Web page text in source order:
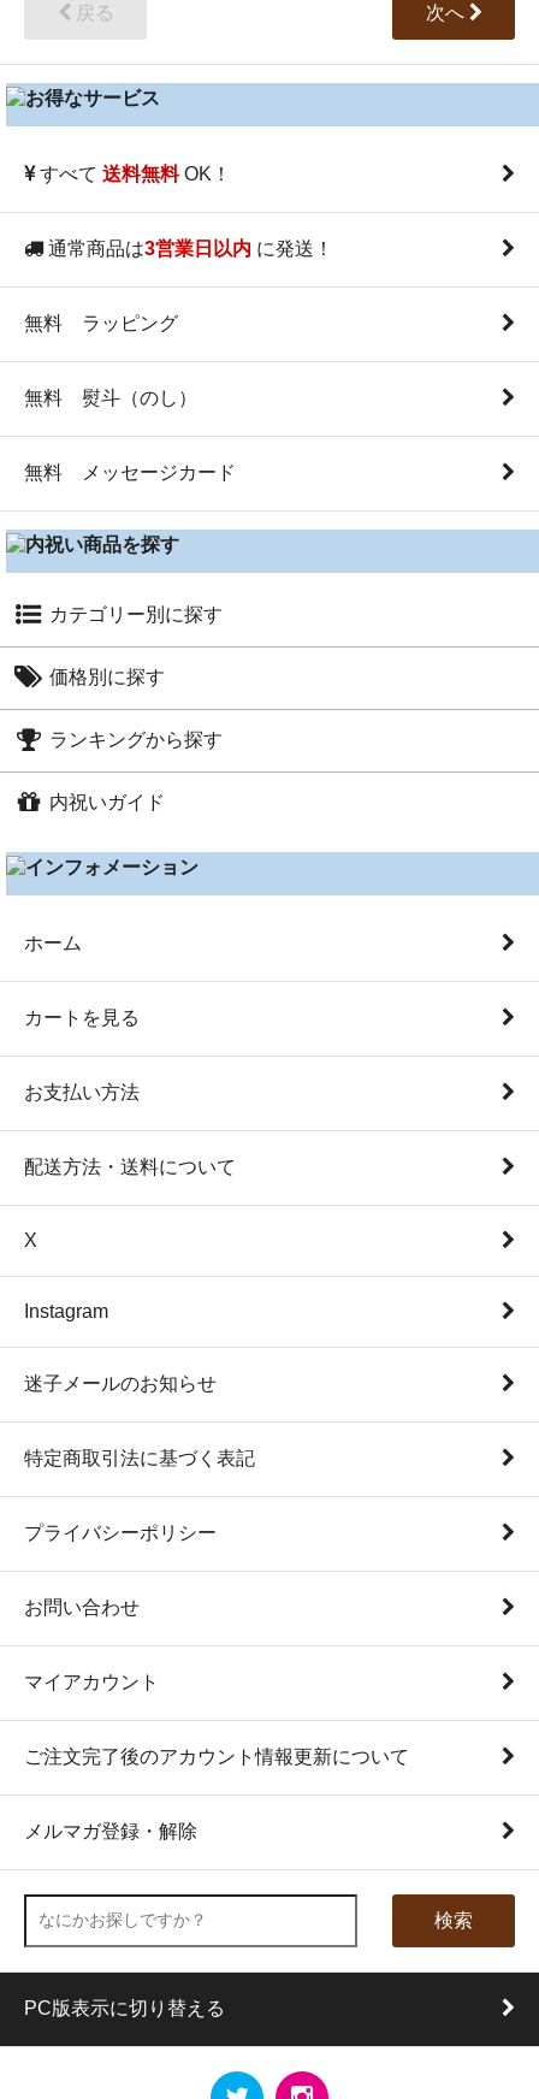
戻る 次へ
すべて 送料無料OK！
通常商品は3営業日以内 に発送！
無料 ラッピング
無料 熨斗（のし）
無料 メッセージカード
カテゴリー別に探す
カタログギフト（総合）
カタログギフト（グルメ）
グルメ・スイーツ
タオル・生活雑貨
ベビー・キッズ
価格別に探す
～1,000円
～2,000円
～3,000円
～5,000円
5,001円以上
ランキングから探す
出産内祝い人気ランキング
出産祝い人気ランキング
結婚祝い人気ランキング
内祝いガイド
└内祝いガイド TOP
ホーム
カートを見る
お支払い方法
配送方法・送料について
X
Instagram
迷子メールのお知らせ
特定商取引法に基づく表記
プライバシーポリシー
お問い合わせ
マイアカウント
ご注文完了後のアカウント情報更新について
メルマガ登録・解除
検索
PC版表示に切り替える